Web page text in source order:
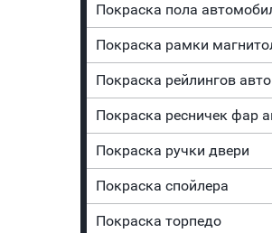
Покраска пола
Покраска рамки
Покраска рейлингов
Покраска ресничек фар
Покраска ручки двери
Покраска спойлера
Покраска торпедо